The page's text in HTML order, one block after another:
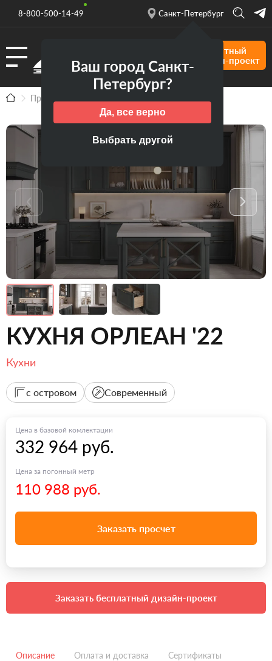
8-800-500-14-49 Санкт-Петербург
Ваш город Санкт-
Петербург?
Да, все верно
Выбрать другой
Бесплатный
дизайн-проект
Продукция
КУХНЯ ОРЛЕАН '22
Кухни
с островом Современный
Цена в базовой комлектации
332 964 руб.
Цена за погонный метр
110 988 руб.
Заказать просчет
Заказать бесплатный дизайн-проект
Описание Оплата и доставка Сертификаты